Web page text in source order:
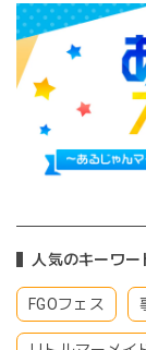
人気のキーワー
FGOフェス